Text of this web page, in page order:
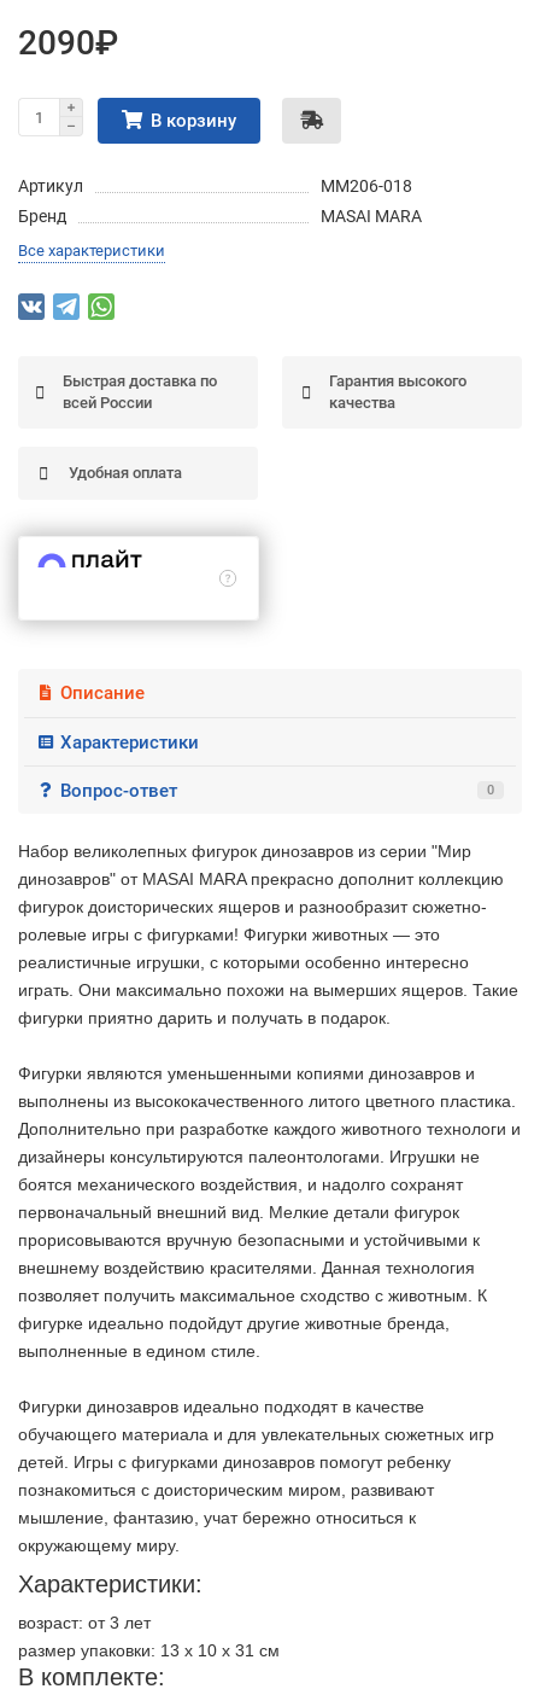
2090₽
В корзину
Артикул
MM206-018
Бренд
MASAI MARA
Все характеристики
Быстрая доставка по
всей России
Гарантия высокого
качества
Удобная оплата
Описание
Характеристики
Вопрос-ответ 0
Набор великолепных фигурок динозавров из серии "Мир
динозавров" от MASAI MARA прекрасно дополнит коллекцию
фигурок доисторических ящеров и разнообразит сюжетно-
ролевые игры с фигурками! Фигурки животных — это
реалистичные игрушки, с которыми особенно интересно
играть. Они максимально похожи на вымерших ящеров. Такие
фигурки приятно дарить и получать в подарок.
Фигурки являются уменьшенными копиями динозавров и
выполнены из высококачественного литого цветного пластика.
Дополнительно при разработке каждого животного технологи и
дизайнеры консультируются палеонтологами. Игрушки не
боятся механического воздействия, и надолго сохранят
первоначальный внешний вид. Мелкие детали фигурок
прорисовываются вручную безопасными и устойчивыми к
внешнему воздействию красителями. Данная технология
позволяет получить максимальное сходство с животным. К
фигурке идеально подойдут другие животные бренда,
выполненные в едином стиле.
Фигурки динозавров идеально подходят в качестве
обучающего материала и для увлекательных сюжетных игр
детей. Игры с фигурками динозавров помогут ребенку
познакомиться с доисторическим миром, развивают
мышление, фантазию, учат бережно относиться к
окружающему миру.
Характеристики:
возраст: от 3 лет
размер упаковки: 13 x 10 x 31 см
В комплекте:
об оплате Частями
недель
2 недели